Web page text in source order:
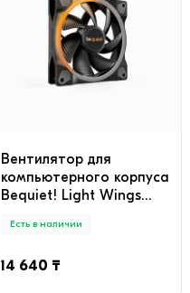
Вентилятор для
компьютерного корпуса
Bequiet! Light Wings
Есть в наличии
14 640 ₸